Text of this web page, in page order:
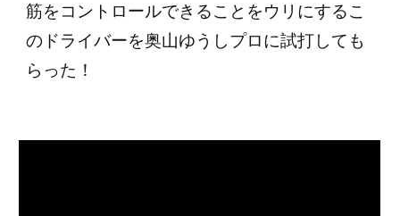
筋をコントロールできることをウリにするこ
のドライバーを奥山ゆうしプロに試打しても
らった！